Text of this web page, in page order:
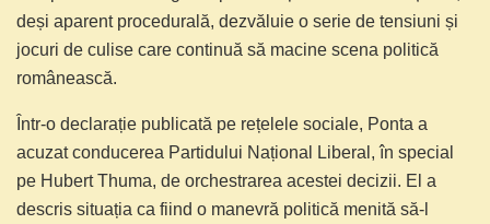
deși aparent procedurală, dezvăluie o serie de tensiuni și
jocuri de culise care continuă să macine scena politică
românească.
Într-o declarație publicată pe rețelele sociale, Ponta a
acuzat conducerea Partidului Național Liberal, în special
pe Hubert Thuma, de orchestrarea acestei decizii. El a
descris situația ca fiind o manevră politică menită să-l